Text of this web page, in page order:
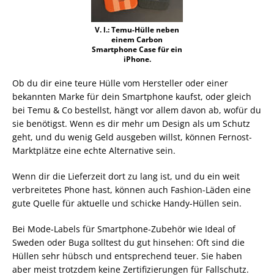
V. l.: Temu-Hülle neben
einem Carbon
Smartphone Case für ein
iPhone.
Ob du dir eine teure Hülle vom Hersteller oder einer
bekannten Marke für dein Smartphone kaufst, oder gleich
bei Temu & Co bestellst, hängt vor allem davon ab, wofür du
sie benötigst. Wenn es dir mehr um Design als um Schutz
geht, und du wenig Geld ausgeben willst, können Fernost-
Marktplätze eine echte Alternative sein.
Wenn dir die Lieferzeit dort zu lang ist, und du ein weit
verbreitetes Phone hast, können auch Fashion-Läden eine
gute Quelle für aktuelle und schicke Handy-Hüllen sein.
Bei Mode-Labels für Smartphone-Zubehör wie Ideal of
Sweden oder Buga solltest du gut hinsehen: Oft sind die
Hüllen sehr hübsch und entsprechend teuer. Sie haben
aber meist trotzdem keine Zertifizierungen für Fallschutz.